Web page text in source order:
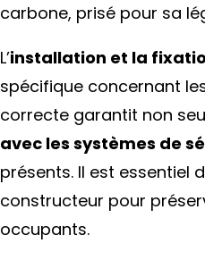
carbone, prisé pour sa
L’installation et la
spécifique concernant
correcte garantit non
avec les systèmes de
présents. Il est essentiel
constructeur pour
occupants.